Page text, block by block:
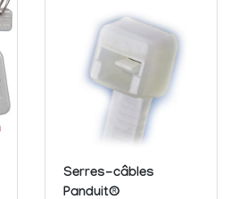
vous serez certains
d'assortir tous les
serres-câble perforé
et de boucle...
Serres-câbles
Panduit®